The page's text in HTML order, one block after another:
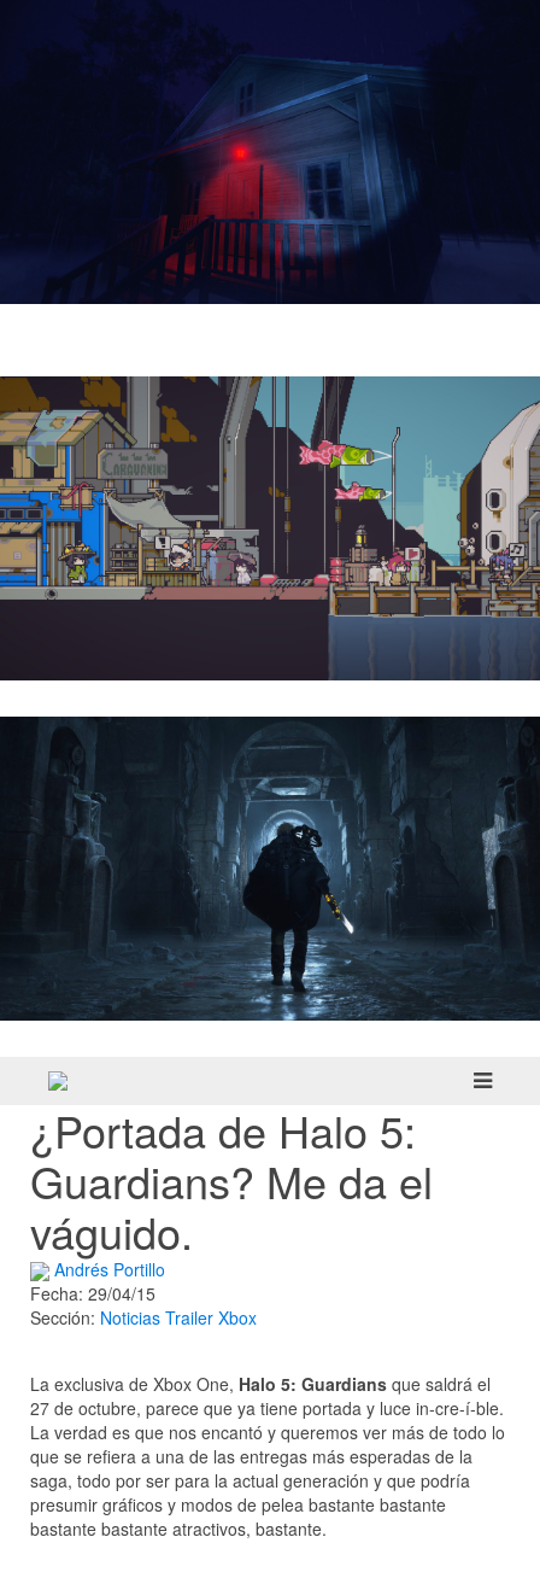
¿Portada de Halo 5:
Guardians? Me da el
váguido.
Andrés Portillo
Fecha: 29/04/15
Sección: Noticias Trailer Xbox
La exclusiva de Xbox One, Halo 5: Guardians que saldrá el
27 de octubre, parece que ya tiene portada y luce in-cre-í-ble.
La verdad es que nos encantó y queremos ver más de todo lo
que se refiera a una de las entregas más esperadas de la
saga, todo por ser para la actual generación y que podría
presumir gráficos y modos de pelea bastante bastante
bastante bastante atractivos, bastante.